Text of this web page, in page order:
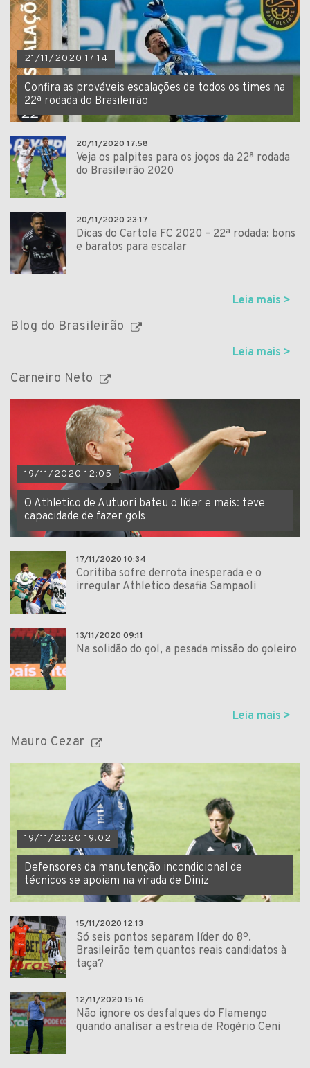
21/11/2020 17:14
Confira as prováveis escalações de todos os times na
22ª rodada do Brasileirão
20/11/2020 17:58
Veja os palpites para os jogos da 22ª rodada
do Brasileirão 2020
20/11/2020 23:17
Dicas do Cartola FC 2020 – 22ª rodada: bons
e baratos para escalar
Leia mais >
Blog do Brasileirão
Leia mais >
Carneiro Neto
19/11/2020 12:05
O Athletico de Autuori bateu o líder e mais: teve
capacidade de fazer gols
17/11/2020 10:34
Coritiba sofre derrota inesperada e o
irregular Athletico desafia Sampaoli
13/11/2020 09:11
Na solidão do gol, a pesada missão do goleiro
Leia mais >
Mauro Cezar
19/11/2020 19:02
Defensores da manutenção incondicional de
técnicos se apoiam na virada de Diniz
15/11/2020 12:13
Só seis pontos separam líder do 8º.
Brasileirão tem quantos reais candidatos à
taça?
12/11/2020 15:16
Não ignore os desfalques do Flamengo
quando analisar a estreia de Rogério Ceni